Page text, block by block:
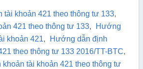
tài khoản 421 theo thông tư 133,
421 theo thông tư 133,
Hướng
khoản 421,
Hướng dẫn định
theo thông tư 133 2016/TT-BTC,
tài khoản 421 theo thông tư